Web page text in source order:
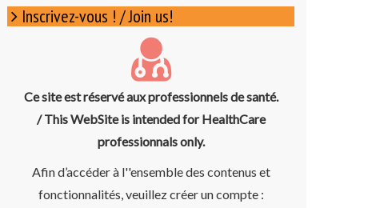
Inscrivez-vous ! / Join us!
Ce site est réservé aux professionnels de santé.
/ This WebSite is intended for HealthCare
professionnals only.
Afin d’accéder à l''ensemble des contenus et
fonctionnalités, veuillez créer un compte :